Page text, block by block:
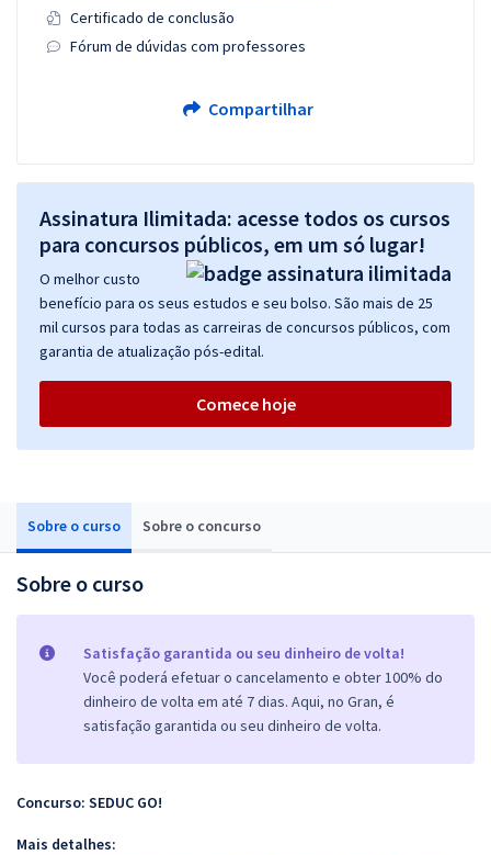
Sobre o curso Sobre o concurso
Sobre o curso
Satisfação garantida ou seu dinheiro de volta!
Você poderá efetuar o cancelamento e obter 100% do
dinheiro de volta em até 7 dias. Aqui, no Gran, é
satisfação garantida ou seu dinheiro de volta.
Concurso: SEDUC GO!
Mais detalhes:
Certificado de conclusão
Fórum de dúvidas com professores
Compartilhar
Assinatura Ilimitada: acesse todos os cursos
para concursos públicos, em um só lugar!
O melhor custo
benefício para os seus estudos e seu bolso. São mais de 25
mil cursos para todas as carreiras de concursos públicos, com
garantia de atualização pós-edital.
Comece hoje